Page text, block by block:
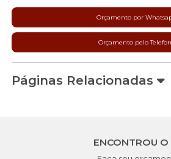
Orçamento por
Orçamento pelo
Páginas Relacionadas
ENCONTROU O